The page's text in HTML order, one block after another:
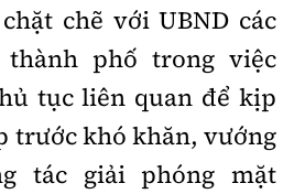
chẽ với UBND các
phố trong việc
tục liên quan để kịp
trước khó khăn, vướng
tác giải phóng mặt